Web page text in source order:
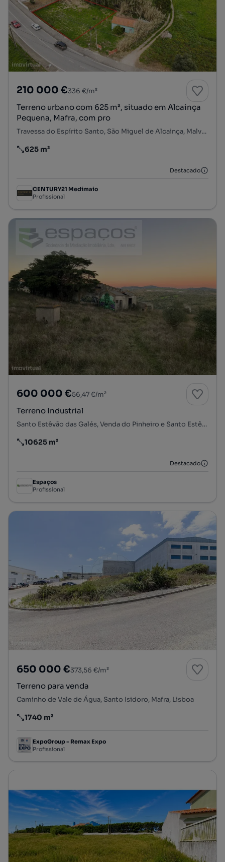
210 000 €336 €/m²
Terreno urbano com 625 m², situado em Alcainça
Pequena, Mafra, com pro
Travessa do Espírito Santo, São Miguel de Alcainça, Malveira e São Miguel de Alcainça, Mafra, Lisboa
Preço por metro quadrado
625 m²
Destacado
CENTURY21 Medimaio
Profissional
600 000 €56,47 €/m²
Terreno Industrial
Santo Estêvão das Galés, Venda do Pinheiro e Santo Estêvão das Galés, Mafra, Lisboa
Preço por metro quadrado
10625 m²
Destacado
Espaços
Profissional
650 000 €373,56 €/m²
Terreno para venda
Caminho de Vale de Água, Santo Isidoro, Mafra, Lisboa
Preço por metro quadrado
1740 m²
ExpoGroup - Remax Expo
Profissional